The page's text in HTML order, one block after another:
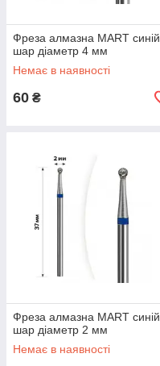
Фреза алмазна MART синій
шар діаметр 4 мм
Немає в наявності
60 ₴
Фреза алмазна MART синій
шар діаметр 2 мм
Немає в наявності